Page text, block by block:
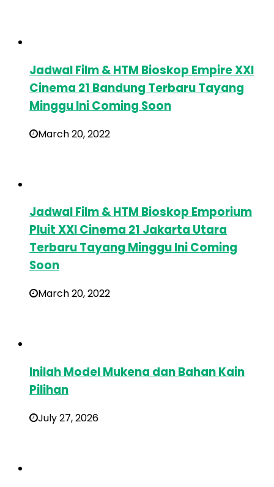
Jadwal Film & HTM Bioskop Empire XXI
Cinema 21 Bandung Terbaru Tayang
Minggu Ini Coming Soon
March 20, 2022
Jadwal Film & HTM Bioskop Emporium
Pluit XXI Cinema 21 Jakarta Utara
Terbaru Tayang Minggu Ini Coming
Soon
March 20, 2022
Inilah Model Mukena dan Bahan Kain
Pilihan
July 27, 2026